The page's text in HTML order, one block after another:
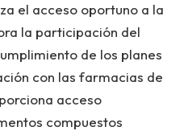
el acceso oportuno a la
la participación del
de los planes
con las farmacias de
acceso
compuestos